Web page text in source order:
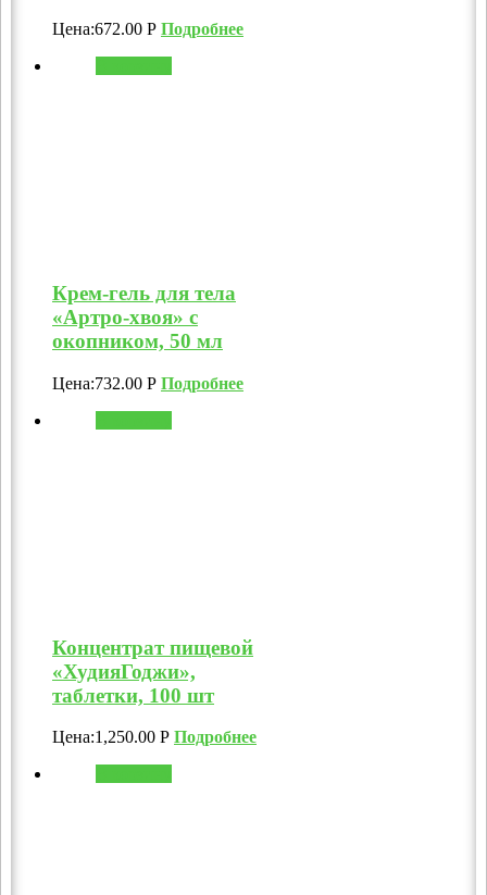
Цена:672.00 Р Подробнее
Крем-гель для тела
«Артро-хвоя» с
окопником, 50 мл
Цена:732.00 Р Подробнее
Концентрат пищевой
«ХудияГоджи»,
таблетки, 100 шт
Цена:1,250.00 Р Подробнее